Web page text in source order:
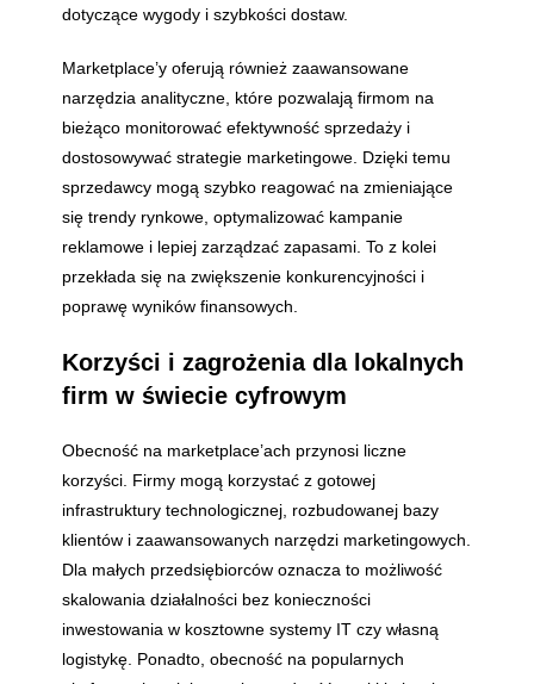
dotyczące wygody i szybkości dostaw.
Marketplace’y oferują również zaawansowane
narzędzia analityczne, które pozwalają firmom na
bieżąco monitorować efektywność sprzedaży i
dostosowywać strategie marketingowe. Dzięki temu
sprzedawcy mogą szybko reagować na zmieniające
się trendy rynkowe, optymalizować kampanie
reklamowe i lepiej zarządzać zapasami. To z kolei
przekłada się na zwiększenie konkurencyjności i
poprawę wyników finansowych.
Korzyści i zagrożenia dla lokalnych
firm w świecie cyfrowym
Obecność na marketplace’ach przynosi liczne
korzyści. Firmy mogą korzystać z gotowej
infrastruktury technologicznej, rozbudowanej bazy
klientów i zaawansowanych narzędzi marketingowych.
Dla małych przedsiębiorców oznacza to możliwość
skalowania działalności bez konieczności
inwestowania w kosztowne systemy IT czy własną
logistykę. Ponadto, obecność na popularnych